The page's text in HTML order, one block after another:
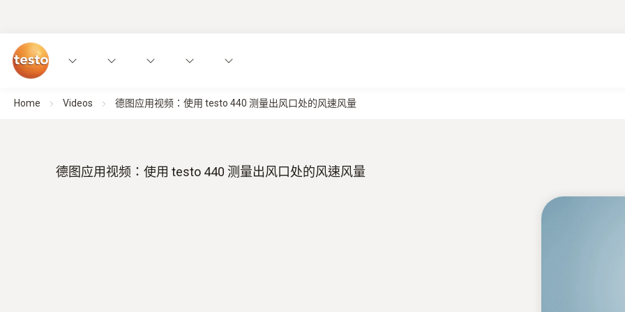
Home Videos 德图应用视频：使用 testo 440 测量出风口处的风速风量
德图应用视频：使用 testo 440 测量出风口处的风速风量